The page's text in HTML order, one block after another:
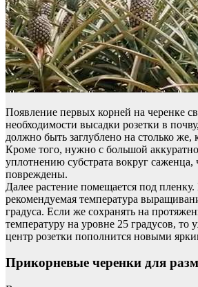
Появление первых корней на черенке
необходимости высадки розетки в
должно быть заглублено на столько же,
Кроме того, нужно с большой
уплотнению субстрата вокруг
повреждены.
Далее растение помещается под
рекомендуемая температура
градуса. Если же сохранять на
температуру на уровне 25 градусов, то
центр розетки пополнится новыми
Прикорневые черенки для